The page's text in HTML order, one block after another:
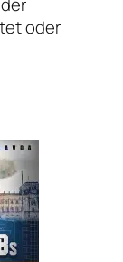
oder